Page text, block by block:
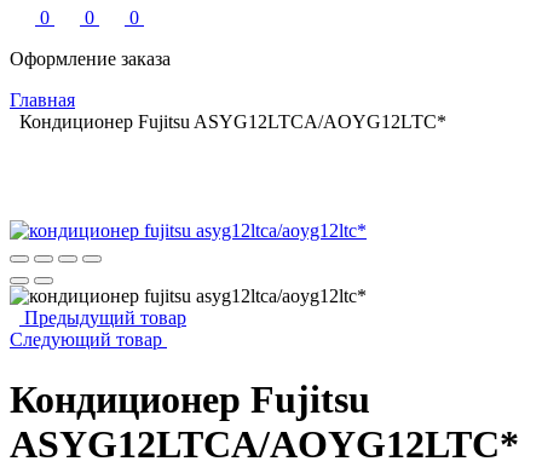
0
0
0
Оформление заказа
Главная
Кондиционер Fujitsu ASYG12LTCA/AOYG12LTC*
Предыдущий товар
Следующий товар
Кондиционер Fujitsu
ASYG12LTCA/AOYG12LTC*